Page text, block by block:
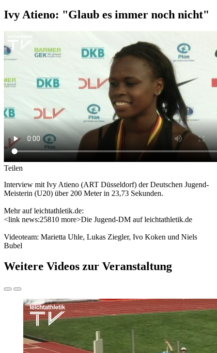
Ivy Atieno: "Glaub es immer noch nicht"
Teilen
Interview mit Ivy Atieno (ART Düsseldorf) der Deutschen Jugend-
Meisterin (U20) über 200 Meter in 23,73 Sekunden.
Mehr auf leichtathletik.de:
<link news:25810 more>Die Jugend-DM auf leichtathletik.de
Videoteam: Marietta Uhle, Lukas Ziegler, Ivo Koken und Niels
Bubel
Weitere Videos zur Veranstaltung